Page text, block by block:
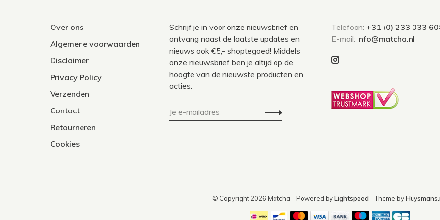
Over ons
Algemene voorwaarden
Disclaimer
Privacy Policy
Verzenden
Contact
Retourneren
Cookies
Schrijf je in voor onze nieuwsbrief en
ontvang naast de laatste updates en
nieuws ook €5,- shoptegoed! Middels
onze nieuwsbrief ben je altijd op de
hoogte van de nieuwste producten en
acties.
Telefoon: +31 (0) 233 033
E-mail: info@matcha.nl
© Copyright 2026 Matcha - Powered byLightspeed - Theme by